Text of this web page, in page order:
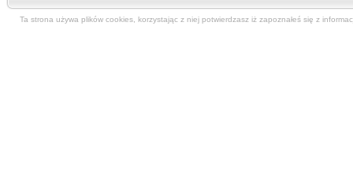
Ta strona używa plików cookies, korzystając z niej potwierdzasz iż zapoznałeś się z